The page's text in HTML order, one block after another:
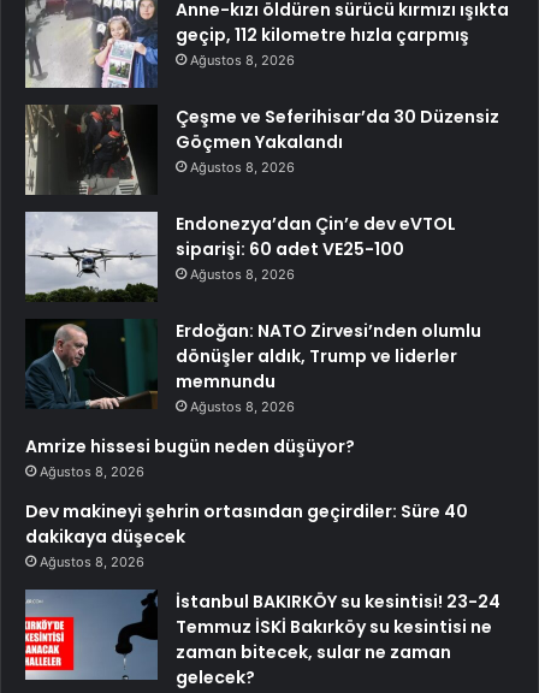
Anne-kızı öldüren sürücü kırmızı ışıkta
geçip, 112 kilometre hızla çarpmış
Ağustos 8, 2026
Çeşme ve Seferihisar’da 30 Düzensiz
Göçmen Yakalandı
Ağustos 8, 2026
Endonezya’dan Çin’e dev eVTOL
siparişi: 60 adet VE25-100
Ağustos 8, 2026
Erdoğan: NATO Zirvesi’nden olumlu
dönüşler aldık, Trump ve liderler
memnundu
Ağustos 8, 2026
Amrize hissesi bugün neden düşüyor?
Ağustos 8, 2026
Dev makineyi şehrin ortasından geçirdiler: Süre 40
dakikaya düşecek
Ağustos 8, 2026
İstanbul BAKIRKÖY su kesintisi! 23-24
Temmuz İSKİ Bakırköy su kesintisi ne
zaman bitecek, sular ne zaman
gelecek?